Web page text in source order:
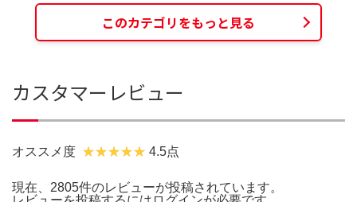
このカテゴリをもっと見る
カスタマーレビュー
オススメ度 4.5点
現在、2805件のレビューが投稿されています。